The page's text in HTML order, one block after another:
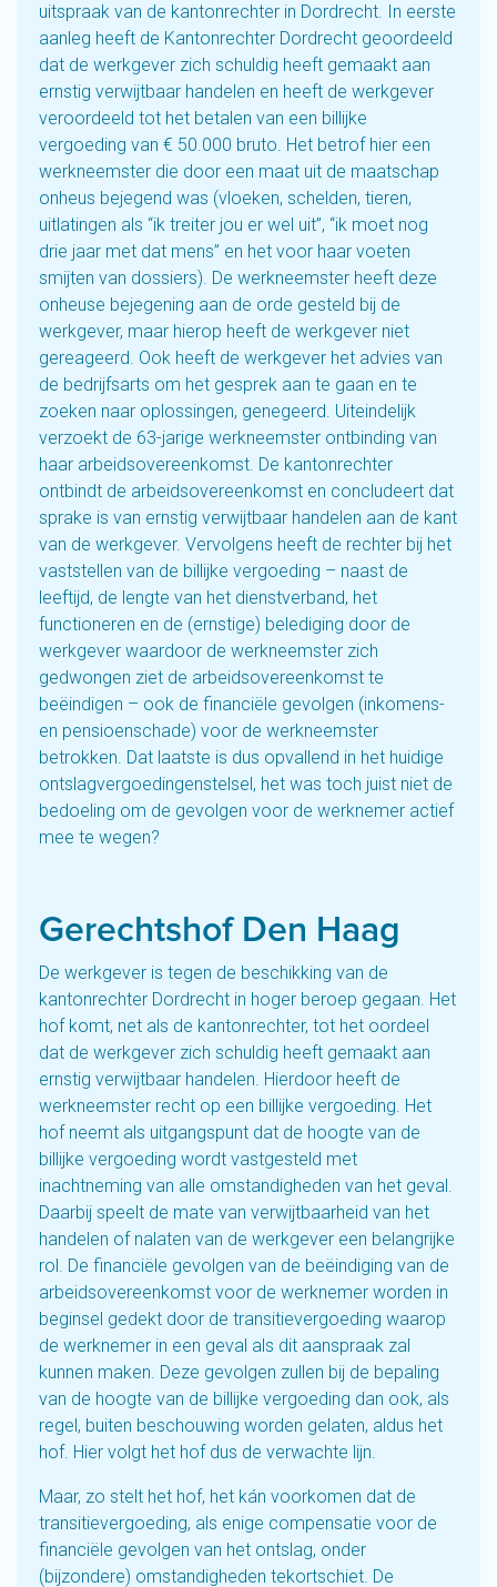
uitspraak van de kantonrechter in Dordrecht. In eerste
aanleg heeft de Kantonrechter Dordrecht geoordeeld
dat de werkgever zich schuldig heeft gemaakt aan
ernstig verwijtbaar handelen en heeft de werkgever
veroordeeld tot het betalen van een billijke
vergoeding van € 50.000 bruto. Het betrof hier een
werkneemster die door een maat uit de maatschap
onheus bejegend was (vloeken, schelden, tieren,
uitlatingen als “ik treiter jou er wel uit”, “ik moet nog
drie jaar met dat mens” en het voor haar voeten
smijten van dossiers). De werkneemster heeft deze
onheuse bejegening aan de orde gesteld bij de
werkgever, maar hierop heeft de werkgever niet
gereageerd. Ook heeft de werkgever het advies van
de bedrijfsarts om het gesprek aan te gaan en te
zoeken naar oplossingen, genegeerd. Uiteindelijk
verzoekt de 63-jarige werkneemster ontbinding van
haar arbeidsovereenkomst. De kantonrechter
ontbindt de arbeidsovereenkomst en concludeert dat
sprake is van ernstig verwijtbaar handelen aan de kant
van de werkgever. Vervolgens heeft de rechter bij het
vaststellen van de billijke vergoeding – naast de
leeftijd, de lengte van het dienstverband, het
functioneren en de (ernstige) belediging door de
werkgever waardoor de werkneemster zich
gedwongen ziet de arbeidsovereenkomst te
beëindigen – ook de financiële gevolgen (inkomens-
en pensioenschade) voor de werkneemster
betrokken. Dat laatste is dus opvallend in het huidige
ontslagvergoedingenstelsel, het was toch juist niet de
bedoeling om de gevolgen voor de werknemer actief
mee te wegen?
Gerechtshof Den Haag
De werkgever is tegen de beschikking van de
kantonrechter Dordrecht in hoger beroep gegaan. Het
hof komt, net als de kantonrechter, tot het oordeel
dat de werkgever zich schuldig heeft gemaakt aan
ernstig verwijtbaar handelen. Hierdoor heeft de
werkneemster recht op een billijke vergoeding. Het
hof neemt als uitgangspunt dat de hoogte van de
billijke vergoeding wordt vastgesteld met
inachtneming van alle omstandigheden van het geval.
Daarbij speelt de mate van verwijtbaarheid van het
handelen of nalaten van de werkgever een belangrijke
rol. De financiële gevolgen van de beëindiging van de
arbeidsovereenkomst voor de werknemer worden in
beginsel gedekt door de transitievergoeding waarop
de werknemer in een geval als dit aanspraak zal
kunnen maken. Deze gevolgen zullen bij de bepaling
van de hoogte van de billijke vergoeding dan ook, als
regel, buiten beschouwing worden gelaten, aldus het
hof. Hier volgt het hof dus de verwachte lijn.
Maar, zo stelt het hof, het kán voorkomen dat de
transitievergoeding, als enige compensatie voor de
financiële gevolgen van het ontslag, onder
(bijzondere) omstandigheden tekortschiet. De